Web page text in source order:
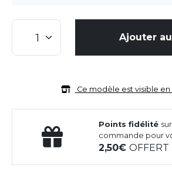
Ajouter
Ce modèle est visible
Points fidélité
commande pour
2,50OFFERT